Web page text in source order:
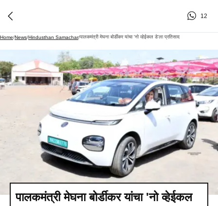
12
Home/News/Hindusthan Samachar/पालकमंत्री मेघना बोर्डीकर यांचा 'नो व्हेईकल डे'ला प्रतिसाद
पालकमंत्री मेघना बोर्डीकर यांचा 'नो व्हेईकल